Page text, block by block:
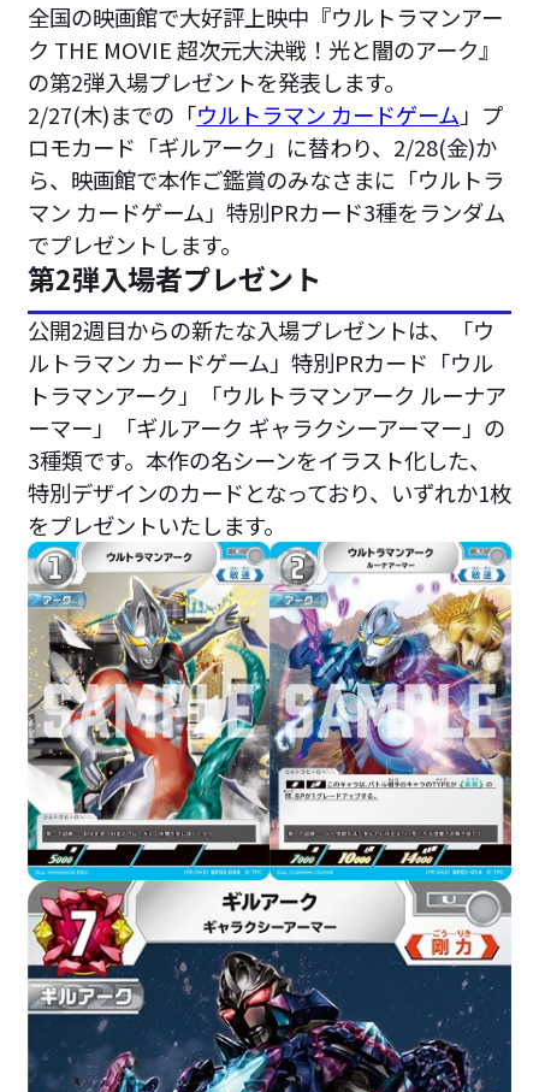
全国の映画館で大好評上映中『ウルトラマンアー
ク THE MOVIE 超次元大決戦！光と闇のアーク』
の第2弾入場プレゼントを発表します。
2/27(木)までの「ウルトラマン カードゲーム 」プ
ロモカード「ギルアーク」に替わり、2/28(金)か
ら、映画館で本作ご鑑賞のみなさまに「ウルトラ
マン カードゲーム」特別PRカード3種をランダム
でプレゼントします。
第2弾入場者プレゼント
公開2週目からの新たな入場プレゼントは、「ウ
ルトラマン カードゲーム」特別PRカード「ウル
トラマンアーク」「ウルトラマンアーク ルーナア
ーマー」「ギルアーク ギャラクシーアーマー」の
3種類です。本作の名シーンをイラスト化した、
特別デザインのカードとなっており、いずれか1枚
をプレゼントいたします。